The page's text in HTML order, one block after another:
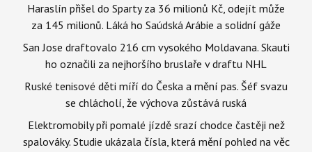
Haraslín přišel do Sparty za 36 milionů Kč, odejít může
za 145 milionů. Láká ho Saúdská Arábie a solidní gáže
San Jose draftovalo 216 cm vysokého Moldavana. Skauti
ho označili za nejhoršího bruslaře v draftu NHL
Ruské tenisové děti míří do Česka a mění pas. Šéf svazu
se chlácholí, že výchova zůstává ruská
Elektromobily při pomalé jízdě srazí chodce častěji než
spalováky. Studie ukázala čísla, která mění pohled na věc